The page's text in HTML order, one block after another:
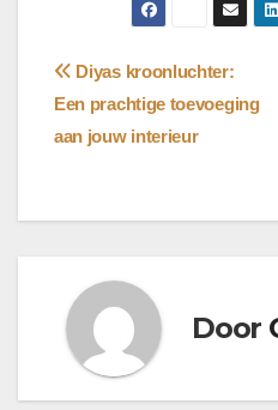
Bericht
navigatie
Diyas kroonluchter:
Een prachtige toevoeging
aan jouw interieur
Door